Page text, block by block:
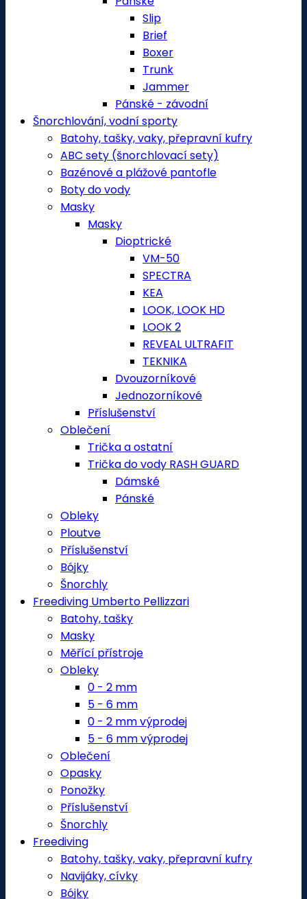
Slip
Brief
Boxer
Trunk
Jammer
Pánské - závodní
Šnorchlování, vodní sporty
Batohy, tašky, vaky, přepravní kufry
ABC sety (šnorchlovací sety)
Bazénové a plážové pantofle
Boty do vody
Masky
Masky
Dioptrické
VM-50
SPECTRA
KEA
LOOK, LOOK HD
LOOK 2
REVEAL ULTRAFIT
TEKNIKA
Dvouzorníkové
Jednozorníkové
Příslušenství
Oblečení
Trička a ostatní
Trička do vody RASH GUARD
Dámské
Pánské
Obleky
Ploutve
Příslušenství
Bójky
Šnorchly
Freediving Umberto Pellizzari
Batohy, tašky
Masky
Měřící přístroje
Obleky
0 - 2 mm
5 - 6 mm
0 - 2 mm výprodej
5 - 6 mm výprodej
Oblečení
Opasky
Ponožky
Příslušenství
Šnorchly
Freediving
Batohy, tašky, vaky, přepravní kufry
Navijáky, cívky
Bójky